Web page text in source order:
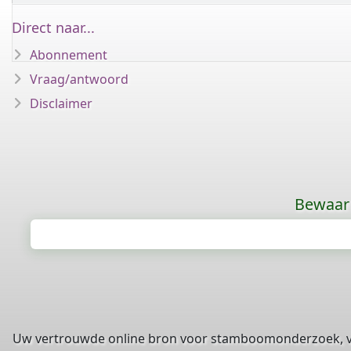
Direct naar...
Abonnement
Vraag/antwoord
Disclaimer
Uw vertrouwde online bron voor